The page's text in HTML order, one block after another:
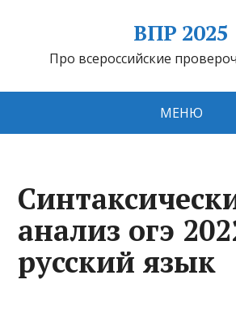
ВПР 2025
Про всероссийские
МЕНЮ
анализ огэ
русский язык